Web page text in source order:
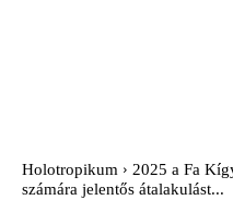
Holotropikum
2025 a Fa
számára jelentős átalakulást...